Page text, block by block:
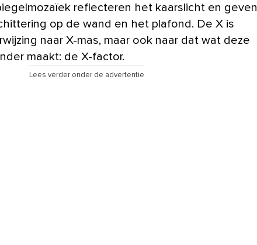
reflecteren het kaarslicht en geven
op de wand en het plafond. De X is
naar X-mas, maar ook naar dat wat deze
maakt: de X-factor.
Lees verder onder de advertentie